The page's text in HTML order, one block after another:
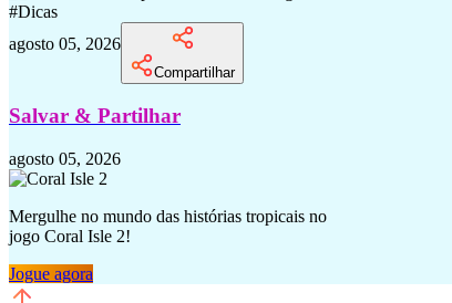
#Dicas
agosto 05, 2026
Compartilhar
Salvar & Partilhar
agosto 05, 2026
Mergulhe no mundo das histórias tropicais no
jogo Coral Isle 2!
Jogue agora